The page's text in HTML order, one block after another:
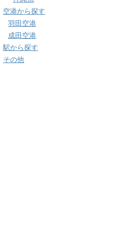
空港から探す
羽田空港
成田空港
駅から探す
その他